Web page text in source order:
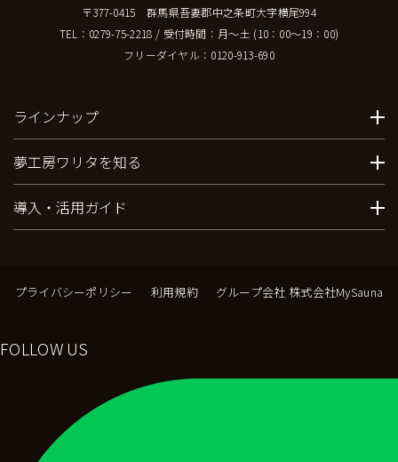
〒377-0415 群馬県吾妻郡中之条町大字横尾994
TEL： 0279-75-2218 / 受付時間：月～土 (10：00～19：00)
フリーダイヤル： 0120-913-690
ラインナップ
夢工房ワリタを知る
導入・活用ガイド
プライバシーポリシー 利用規約 グループ会社 株式会社MySauna
FOLLOW US